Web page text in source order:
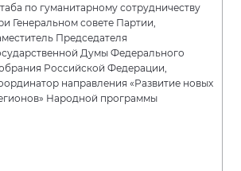
по гуманитарному сотрудничеству
Генеральном совете Партии,
Председателя
Думы Федерального
Российской Федерации,
направления «Развитие новых
Народной программы